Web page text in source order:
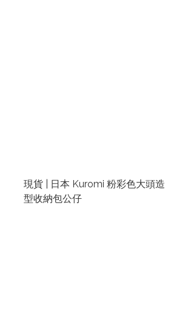
現貨 | 日本 Kuromi 粉彩色大頭造
型收納包公仔